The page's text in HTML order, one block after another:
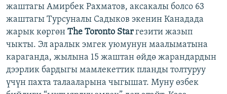
жаштагы Амирбек Рахматов, аксакалы болсо 63
жаштагы Турсуналы Садыков экенин Канадада
жарык көргөн The Toronto Starгезити жазып
чыкты. Эл аралык эмгек уюмунун маалыматына
караганда, жылына 15 жаштан өйдө жарандардын
дээрлик бардыгы мамлекеттик планды толтуруу
үчүн пахта талааларына чыгышат. Муну өзбек